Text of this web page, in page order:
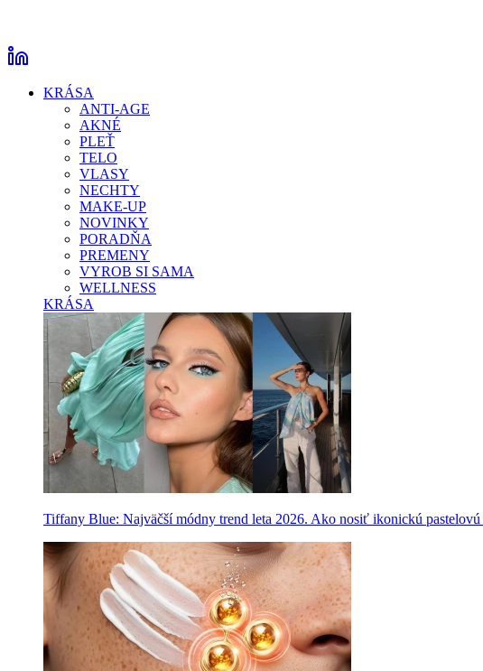
KRÁSA
ANTI-AGE
AKNÉ
PLEŤ
TELO
VLASY
NECHTY
MAKE-UP
NOVINKY
PORADŇA
PREMENY
VYROB SI SAMA
WELLNESS
KRÁSA
Tiffany Blue: Najväčší módny trend leta 2026. Ako nosiť ikonickú pastelovú